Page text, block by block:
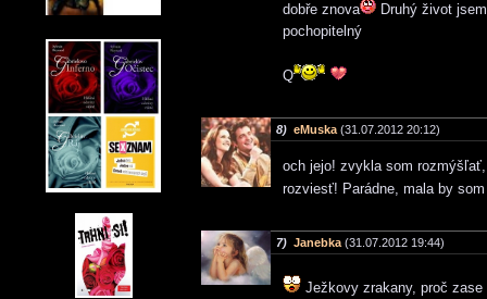
dobře znova
Druhý život
pochopitelný
Q
8) eMuska (31.07.2012 20:12)
och jejo! zvykla som
rozviesť! Parádne, mala by
7) Janebka (31.07.2012 19:44)
Ježkovy zrakany, proč